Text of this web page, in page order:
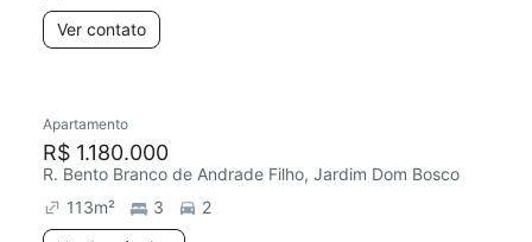
Ver contato
Redecorar
Apartamento
R$ 1.180.000
R. Bento Branco de Andrade Filho, Jardim Dom Bosco
113m² 3
2